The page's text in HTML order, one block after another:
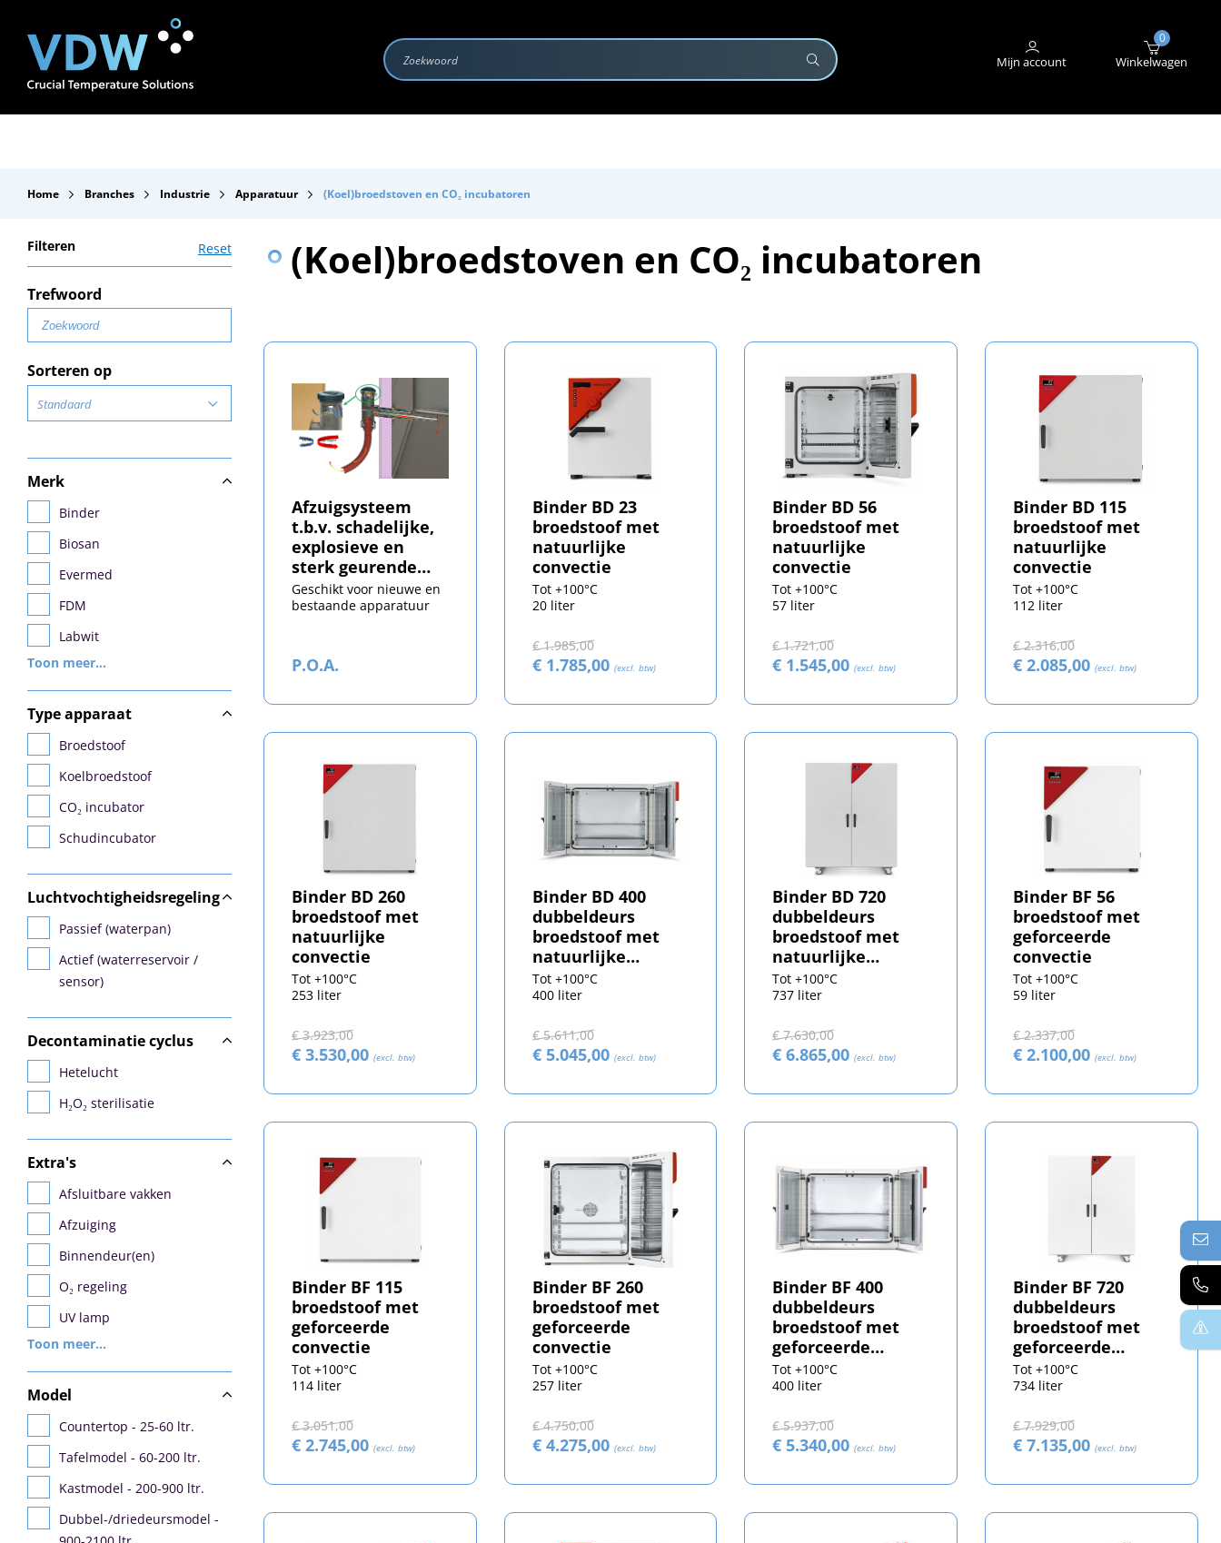
Mijn account
0
Winkelwagen
Branches STORING MELDEN
Home Branches Industrie Apparatuur (Koel)broedstoven en CO₂ incubatoren
Filteren
Trefwoord
Reset
Sorteren op
Standaard
Merk
Binder
Biosan
Evermed
FDM
Labwit
Memmert
PHCbi (Panasonic / Sanyo)
Toon meer...
Type apparaat
Broedstoof
Koelbroedstoof
CO₂ incubator
Schudincubator
Luchtvochtigheidsregeling
Passief (waterpan)
Actief (waterreservoir /
sensor)
Decontaminatie cyclus
Hetelucht
H₂O₂ sterilisatie
Extra's
Afsluitbare vakken
Afzuiging
Binnendeur(en)
O₂ regeling
UV lamp
Intern stopcontact
Toon meer...
Model
Countertop - 25-60 ltr.
Tafelmodel - 60-200 ltr.
Kastmodel - 200-900 ltr.
Dubbel-/driedeursmodel -
(Koel)broedstoven en CO₂ incubatoren
Afzuigsysteem
t.b.v. schadelijke,
explosieve en
sterk geurende
stoffen
Geschikt voor nieuwe en
bestaande apparatuur
P.O.A.
Binder BD 23
broedstoof met
natuurlijke
convectie
Tot +100°C
20 liter
€ 1.985,00
€ 1.785,00 (excl. btw)
Binder BD 56
broedstoof met
natuurlijke
convectie
Tot +100°C
57 liter
€ 1.721,00
€ 1.545,00(excl. btw)
Binder BD 115
broedstoof met
natuurlijke
convectie
Tot +100°C
112 liter
€ 2.316,00
€ 2.085,00(excl. btw)
Binder BD 260
broedstoof met
natuurlijke
convectie
Tot +100°C
253 liter
€ 3.923,00
€ 3.530,00 (excl. btw)
Binder BD 400
dubbeldeurs
broedstoof met
natuurlijke
convectie
Tot +100°C
400 liter
€ 5.611,00
€ 5.045,00 (excl. btw)
Binder BD 720
dubbeldeurs
broedstoof met
natuurlijke
convectie
Tot +100°C
737 liter
€ 7.630,00
€ 6.865,00(excl. btw)
Binder BF 56
broedstoof met
geforceerde
convectie
Tot +100°C
59 liter
€ 2.337,00
€ 2.100,00(excl. btw)
Binder BF 115
broedstoof met
geforceerde
convectie
Tot +100°C
114 liter
€ 3.051,00
€ 2.745,00 (excl. btw)
Binder BF 260
broedstoof met
geforceerde
convectie
Tot +100°C
257 liter
€ 4.750,00
€ 4.275,00 (excl. btw)
Binder BF 400
dubbeldeurs
broedstoof met
geforceerde
convectie
Tot +100°C
400 liter
€ 5.937,00
€ 5.340,00(excl. btw)
Binder BF 720
dubbeldeurs
broedstoof met
geforceerde
convectie
Tot +100°C
734 liter
€ 7.929,00
€ 7.135,00(excl. btw)